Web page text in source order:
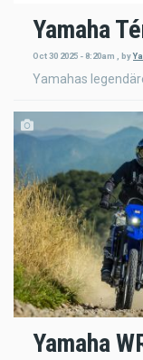
Yamaha
Oct 30 2025 - 8:20am , by
Yamahas
Yamaha